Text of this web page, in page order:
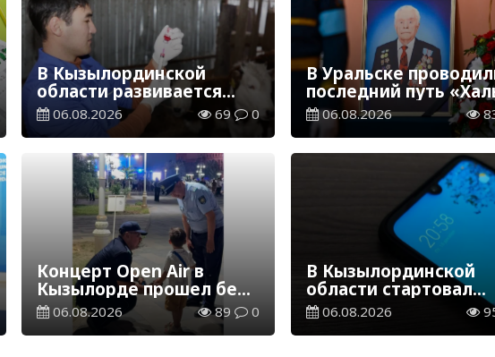
В Кызылординской
области развивается
ветеринарная отрасль
06.08.2026 69 0
В Уральске
последний путь
Қаһарманы» Ивана
Степановича Гапича
06.08.2026
Концерт Open Air в
Кызылорде прошел без
нарушений
общественного порядка
06.08.2026 89 0
В Кызылординской
области стартовал
конкурс
семейных ценностях
Конституции
06.08.2026